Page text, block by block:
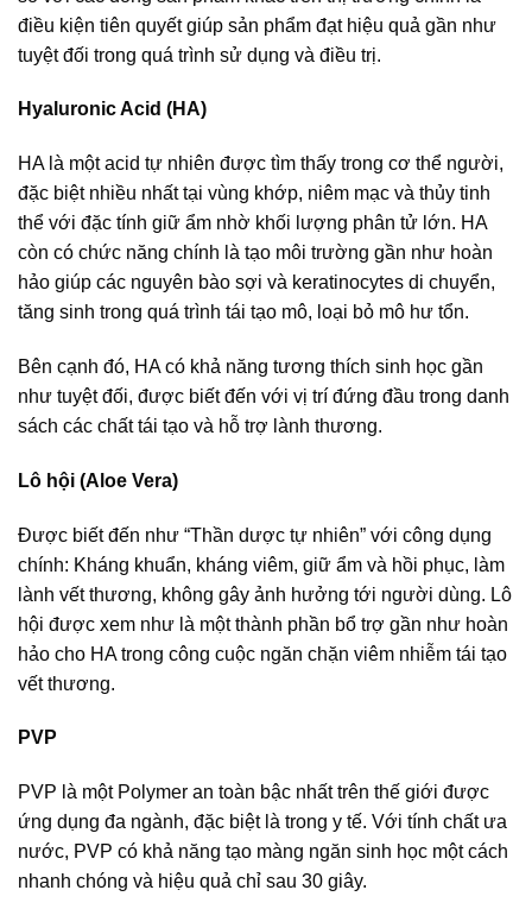
điều kiện tiên quyết giúp sản phẩm đạt hiệu quả gần như
tuyệt đối trong quá trình sử dụng và điều trị.
Hyaluronic Acid (HA)
HA là một acid tự nhiên được tìm thấy trong cơ thể người,
đặc biệt nhiều nhất tại vùng khớp, niêm mạc và thủy tinh
thể với đặc tính giữ ẩm nhờ khối lượng phân tử lớn. HA
còn có chức năng chính là tạo môi trường gần như hoàn
hảo giúp các nguyên bào sợi và keratinocytes di chuyển,
tăng sinh trong quá trình tái tạo mô, loại bỏ mô hư tổn.
Bên cạnh đó, HA có khả năng tương thích sinh học gần
như tuyệt đối, được biết đến với vị trí đứng đầu trong danh
sách các chất tái tạo và hỗ trợ lành thương.
Lô hội (Aloe Vera)
Được biết đến như “Thần dược tự nhiên” với công dụng
chính: Kháng khuẩn, kháng viêm, giữ ẩm và hồi phục, làm
lành vết thương, không gây ảnh hưởng tới người dùng. Lô
hội được xem như là một thành phần bổ trợ gần như hoàn
hảo cho HA trong công cuộc ngăn chặn viêm nhiễm tái tạo
vết thương.
PVP
PVP là một Polymer an toàn bậc nhất trên thế giới được
ứng dụng đa ngành, đặc biệt là trong y tế. Với tính chất ưa
nước, PVP có khả năng tạo màng ngăn sinh học một cách
nhanh chóng và hiệu quả chỉ sau 30 giây.